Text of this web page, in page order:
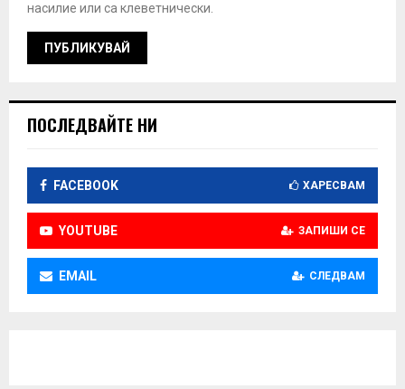
насилие или са клеветнически.
ПОСЛЕДВАЙТЕ НИ
FACEBOOK ХАРЕСВАМ
YOUTUBE ЗАПИШИ СЕ
EMAIL СЛЕДВАМ